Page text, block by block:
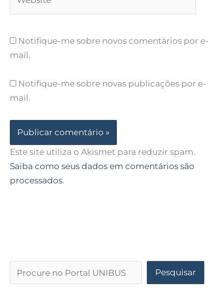
Notifique-me sobre novos comentários por e-
mail.
Notifique-me sobre novas publicações por e-
mail.
Este site utiliza o Akismet para reduzir spam.
Saiba como seus dados em comentários são
processados.
Pesquisar